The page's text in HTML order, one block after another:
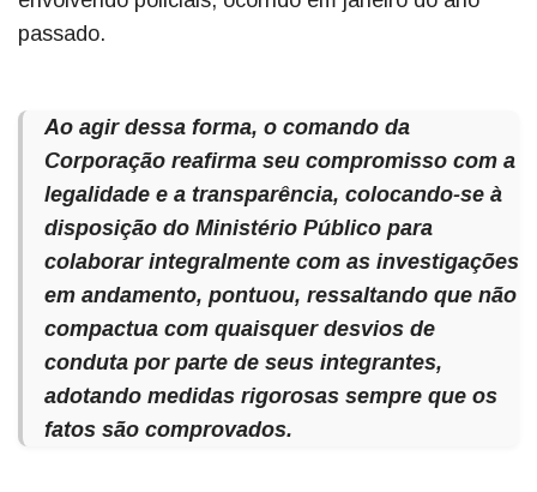
passado.
Ao agir dessa forma, o comando da
Corporação reafirma seu compromisso com a
legalidade e a transparência, colocando-se à
disposição do Ministério Público para
colaborar integralmente com as investigações
em andamento, pontuou, ressaltando que não
compactua com quaisquer desvios de
conduta por parte de seus integrantes,
adotando medidas rigorosas sempre que os
fatos são comprovados.